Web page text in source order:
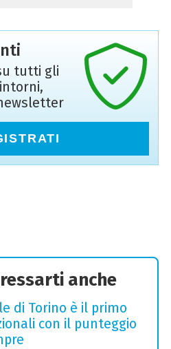
tutti gli
anche
di Torino è il primo
con il punteggio